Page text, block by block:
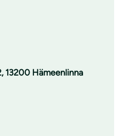
13200 Hämeenlinna